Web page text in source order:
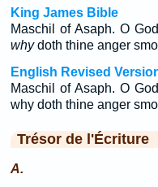
King James Bible
Maschil of Asaph. O
whydoth thine anger
English Revised
Maschil of Asaph. O
why doth thine anger
Trésor de l'Écriture
A.